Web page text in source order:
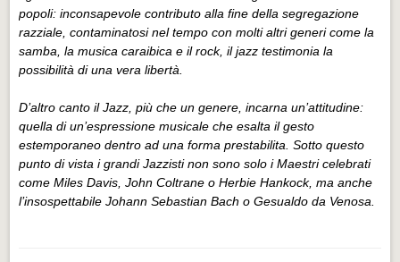
popoli: inconsapevole contributo alla fine della segregazione
razziale, contaminatosi nel tempo con molti altri generi come la
samba, la musica caraibica e il rock, il jazz testimonia la
possibilità di una vera libertà.
D’altro canto il Jazz, più che un genere, incarna un’attitudine:
quella di un’espressione musicale che esalta il gesto
estemporaneo dentro ad una forma prestabilita. Sotto questo
punto di vista i grandi Jazzisti non sono solo i Maestri celebrati
come Miles Davis, John Coltrane o Herbie Hankock, ma anche
l’insospettabile Johann Sebastian Bach o Gesualdo da Venosa.